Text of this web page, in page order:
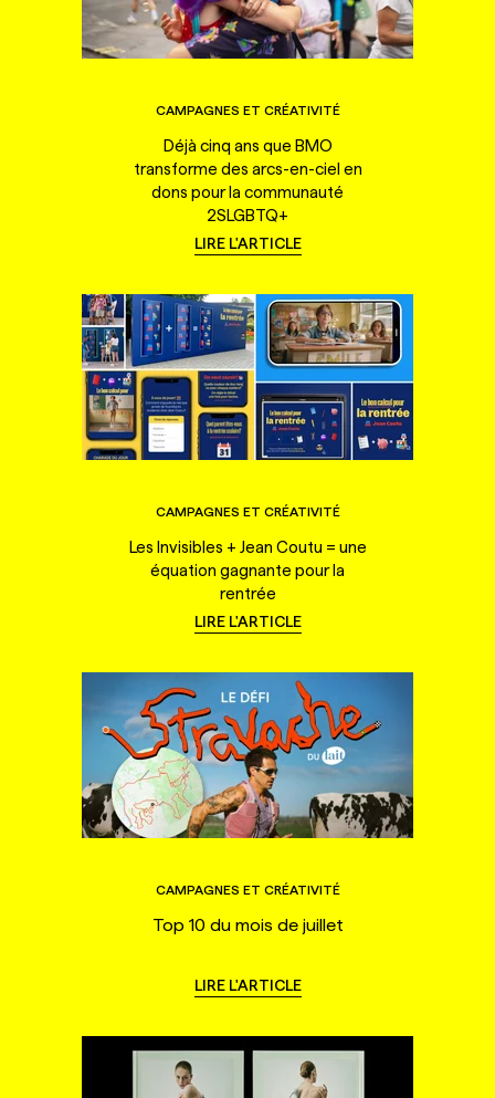
CAMPAGNES ET CRÉATIVITÉ
Déjà cinq ans que BMO
transforme des arcs-en-ciel en
dons pour la communauté
2SLGBTQ+
LIRE L'ARTICLE
CAMPAGNES ET CRÉATIVITÉ
Les Invisibles + Jean Coutu = une
équation gagnante pour la
rentrée
LIRE L'ARTICLE
CAMPAGNES ET CRÉATIVITÉ
Top 10 du mois de juillet
LIRE L'ARTICLE